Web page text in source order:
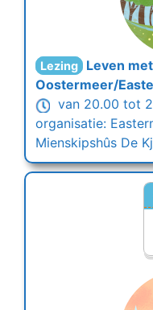
Lezing
Leven
Oostermeer/
van 20.00 tot
organisatie:
Mienskipshûs De